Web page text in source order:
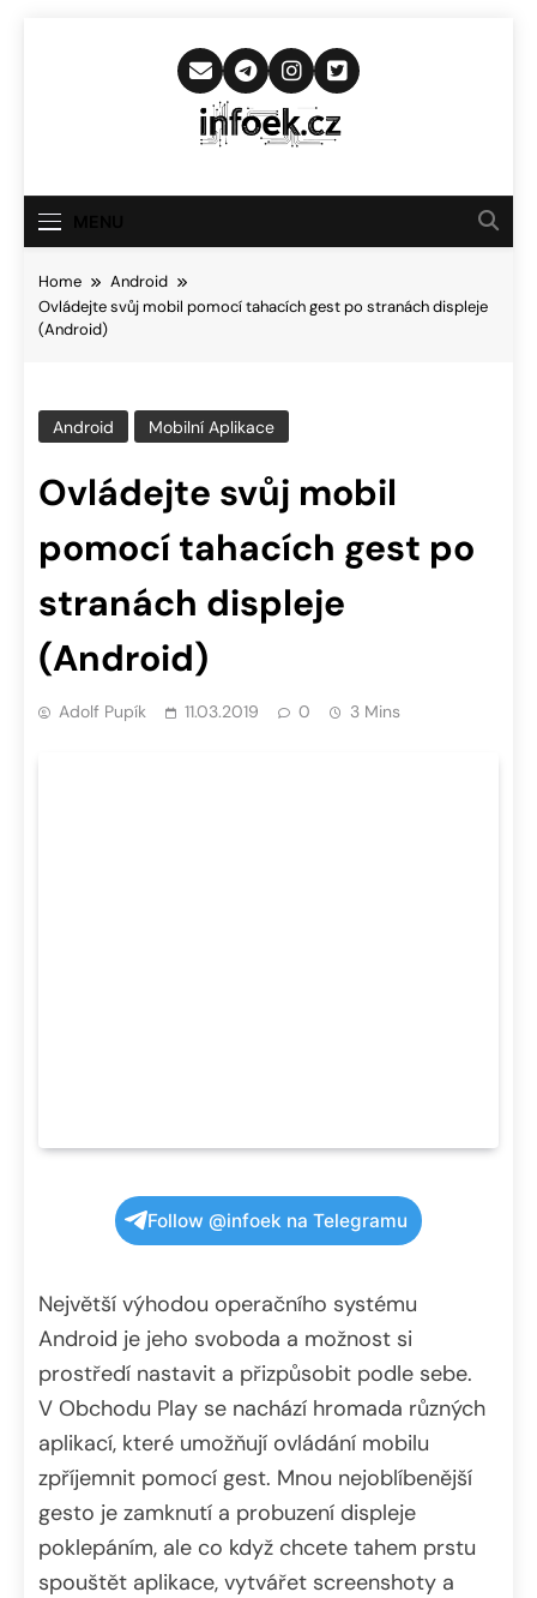
Infoek.cz
Novinkám
Home
Android
Ovládejte svůj mobil pomocí tahacích gest po stranách displeje
(Android)
Android Mobilní Aplikace
Ovládejte svůj mobil
pomocí tahacích gest po
stranách displeje
(Android)
Adolf Pupík 11.03.2019 0 3 Mins
Follow @infoek na Telegramu
Největší výhodou operačního systému
Android je jeho svoboda a možnost si
prostředí nastavit a přizpůsobit podle sebe.
V Obchodu Play se nachází hromada různých
aplikací, které umožňují ovládání mobilu
zpříjemnit pomocí gest. Mnou nejoblíbenější
gesto je zamknutí a probuzení displeje
poklepáním, ale co když chcete tahem prstu
spouštět aplikace, vytvářet screenshoty a